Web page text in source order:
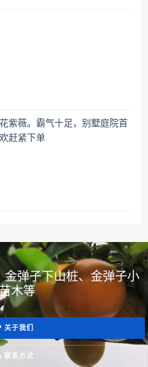
紫薇。霸气十足，别墅庭院首
赶紧下单
金弹子下山桩、金弹子小
木等
关于我们
联系方式